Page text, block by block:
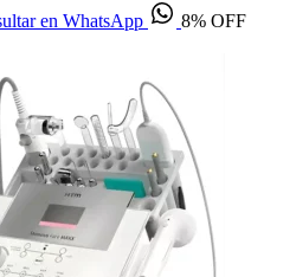
en WhatsApp 8% OFF